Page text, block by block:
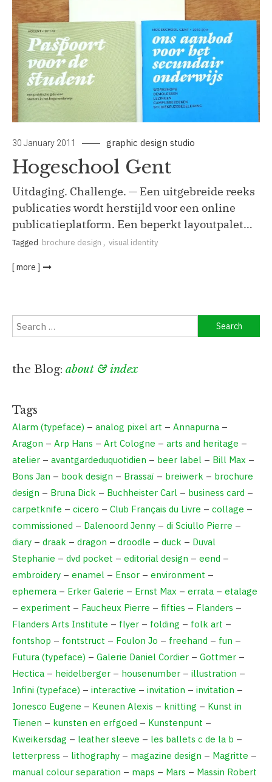
30 January 2011 graphic design studio
Hogeschool Gent
Uitdaging. Challenge. — Een uitgebreide reeks
publicaties wordt herstijld voor een online
publicatieplatform. Een beperkt layoutpalet…
Tagged brochure design , visual identity
[ more ]
Search
for:
the Blog: about & index
Tags
Alarm (typeface) – analog pixel art – Annapurna –
Aragon – Arp Hans – Art Cologne – arts and heritage –
atelier – avantgardeduquotidien – beer label – Bill Max –
Bons Jan – book design – Brassaï – breiwerk – brochure
design – Bruna Dick – Buchheister Carl – business card –
carpetknife – cicero – Club Français du Livre – collage –
commissioned – Dalenoord Jenny – di Sciullo Pierre –
diary – draak – dragon – droodle – duck – Duval
Stephanie – dvd pocket – editorial design – eend –
embroidery – enamel – Ensor – environment –
ephemera – Erker Galerie – Ernst Max – errata – etalage
– experiment – Faucheux Pierre – fifties – Flanders –
Flanders Arts Institute – flyer – folding – folk art –
fontshop – fontstruct – Foulon Jo – freehand – fun –
Futura (typeface) – Galerie Daniel Cordier – Gottmer –
Hectica – heidelberger – housenumber – illustration –
Infini (typeface) – interactive – invitation – invitation –
Ionesco Eugene – Keunen Alexis – knitting – Kunst in
Tienen – kunsten en erfgoed – Kunstenpunt –
Kweikersdag – leather sleeve – les ballets c de la b –
letterpress – lithography – magazine design – Magritte –
manual colour separation – maps – Mars – Massin Robert